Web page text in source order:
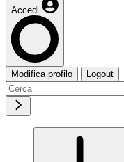
Accedi
Modifica profilo Logout